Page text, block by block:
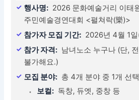
행사명: 2026 문화예술거리 이태
주민예술경연대회 <펼쳐락(樂)>
참가자 모집 기간: 2026년 4월 1
참가 자격: 남녀노소 누구나 (단,
불가해요.)
모집 분야: 총 4개 분야 중 1개 선
보컬: 독창, 듀엣, 중창 등